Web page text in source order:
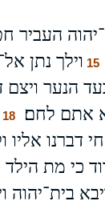
העביר
15 וילך נתן
הנער ויצם
אתם לחם׃ 18
דברנו אליו
כי מת
בית־יהוה